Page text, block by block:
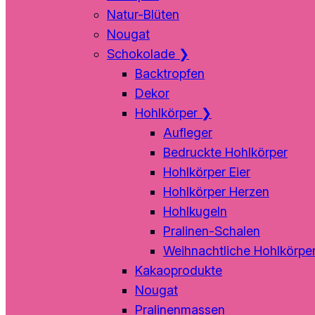
Natur-Blüten
Nougat
Schokolade ❯
Backtropfen
Dekor
Hohlkörper ❯
Aufleger
Bedruckte Hohlkörper
Hohlkörper Eier
Hohlkörper Herzen
Hohlkugeln
Pralinen-Schalen
Weihnachtliche
Kakaoprodukte
Nougat
Pralinenmassen